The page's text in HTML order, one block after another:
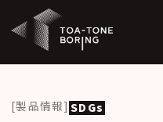
[製品情報]SDGs